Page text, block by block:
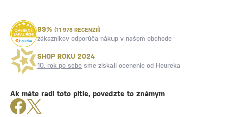
99% (11 978 RECENZIÍ)
zákazníkov odporúča nákup v našom obchode
SHOP ROKU 2024
10. rok po sebe sme získali ocenenie od Heureka
Ak máte radi toto pitie, povedzte to známym